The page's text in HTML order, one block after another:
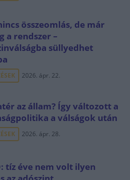
összeomlás, de már
a rendszer –
süllyedhet
2026. ápr. 22.
az állam? Így változott a
a válságok után
2026. ápr. 28.
tíz éve nem volt ilyen